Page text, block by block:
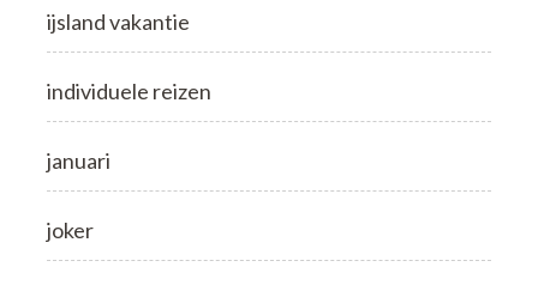
ijsland vakantie
individuele reizen
januari
joker